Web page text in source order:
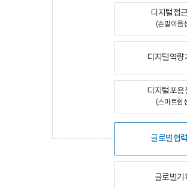
디지털접
(손말이음
디지털역량
디지털포용
(스마트쉼
글로벌협
글로벌기